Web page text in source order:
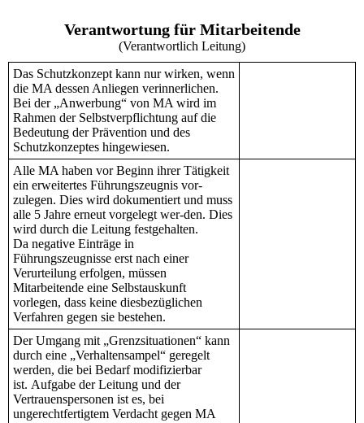
Verantwortung für Mitarbeitende
(Verantwortlich Leitung)
Das Schutzkonzept kann nur wirken, wenn
die MA dessen Anliegen verinnerlichen.
Bei der „Anwerbung“ von MA wird im
Rahmen der Selbstverpflichtung auf die
Bedeutung der Prävention und des
Schutzkonzeptes hingewiesen.
Alle MA haben vor Beginn ihrer Tätigkeit
ein erweitertes Führungszeugnis vor-
zulegen. Dies wird dokumentiert und muss
alle 5 Jahre erneut vorgelegt wer-den. Dies
wird durch die Leitung festgehalten.
Da negative Einträge in
Führungszeugnisse erst nach einer
Verurteilung erfolgen, müssen
Mitarbeitende eine Selbstauskunft
vorlegen, dass keine diesbezüglichen
Verfahren gegen sie bestehen.
Der Umgang mit „Grenzsituationen“ kann
durch eine „Verhaltensampel“ geregelt
werden, die bei Bedarf modifizierbar
ist. Aufgabe der Leitung und der
Vertrauenspersonen ist es, bei
ungerechtfertigtem Verdacht gegen MA